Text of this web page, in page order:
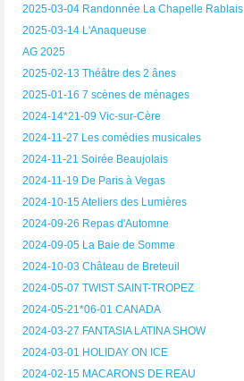
2025-03-04 Randonnée La Chapelle Rablais
2025-03-14 L'Anaqueuse
AG 2025
2025-02-13 Théâtre des 2 ânes
2025-01-16 7 scènes de ménages
2024-14*21-09 Vic-sur-Cère
2024-11-27 Les comédies musicales
2024-11-21 Soirée Beaujolais
2024-11-19 De Paris à Vegas
2024-10-15 Ateliers des Lumières
2024-09-26 Repas d'Automne
2024-09-05 La Baie de Somme
2024-10-03 Château de Breteuil
2024-05-07 TWIST SAINT-TROPEZ
2024-05-21*06-01 CANADA
2024-03-27 FANTASIA LATINA SHOW
2024-03-01 HOLIDAY ON ICE
2024-02-15 MACARONS DE REAU